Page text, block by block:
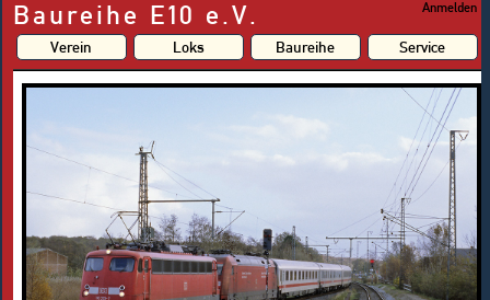
Baureihe E10 e.V. Anmelden
Verein Loks Baureihe Service